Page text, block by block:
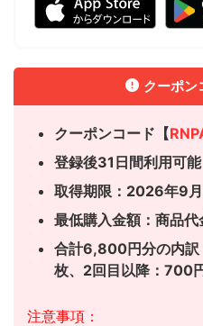
クーポン
クーポンコード【
登録後31日間利用可能
取得期限：2026年9
最低購入金額：商品
合計6,800円分の内
枚、 2回目以降：700
注意事項：